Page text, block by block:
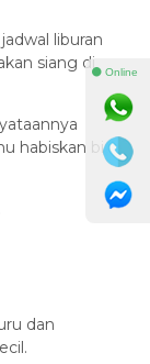
liburan
siang di
habiskan bisa
dan
⚫ Online